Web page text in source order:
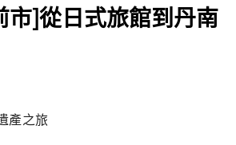
市]從日式旅館到丹南
產之旅